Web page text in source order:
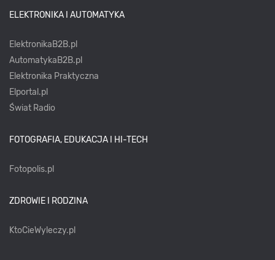
ELEKTRONIKA I AUTOMATYKA
ElektronikaB2B.pl
AutomatykaB2B.pl
Elektronika Praktyczna
Elportal.pl
Świat Radio
FOTOGRAFIA, EDUKACJA I HI-TECH
Fotopolis.pl
ZDROWIE I RODZINA
KtoCieWyleczy.pl